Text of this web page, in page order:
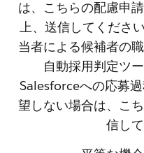
は、こちらの配慮申
上、送信してくださ
当者による候補者の
自動採用判定ツ
Salesforceへの応募
望しない場合は、こ
信し